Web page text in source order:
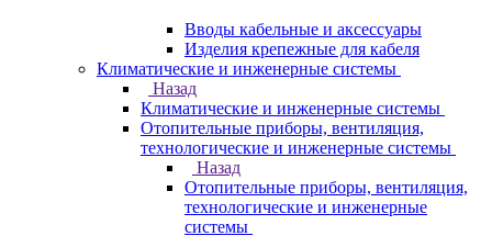
Вводы кабельные и аксессуары
Изделия крепежные для кабеля
Климатические и инженерные системы
Назад
Климатические и инженерные системы
Отопительные приборы, вентиляция,
технологические и инженерные системы
Назад
Отопительные приборы, вентиляция,
технологические и инженерные
системы